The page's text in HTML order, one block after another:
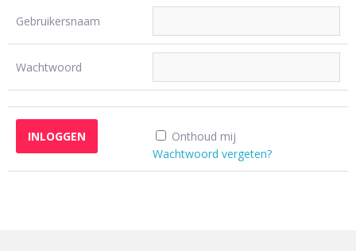
Gebruikersnaam
Wachtwoord
Onthoud mij
Wachtwoord vergeten?